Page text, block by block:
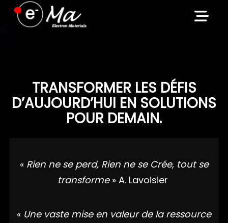
Skip
TRANSFORMER LES DÉFIS
D’AUJOURD’HUI EN SOLUTIONS
POUR DEMAIN.
« Rien ne se perd, Rien ne se Crée, tout se
transforme » A. Lavoisier
« Une vaste mise en valeur de la ressource